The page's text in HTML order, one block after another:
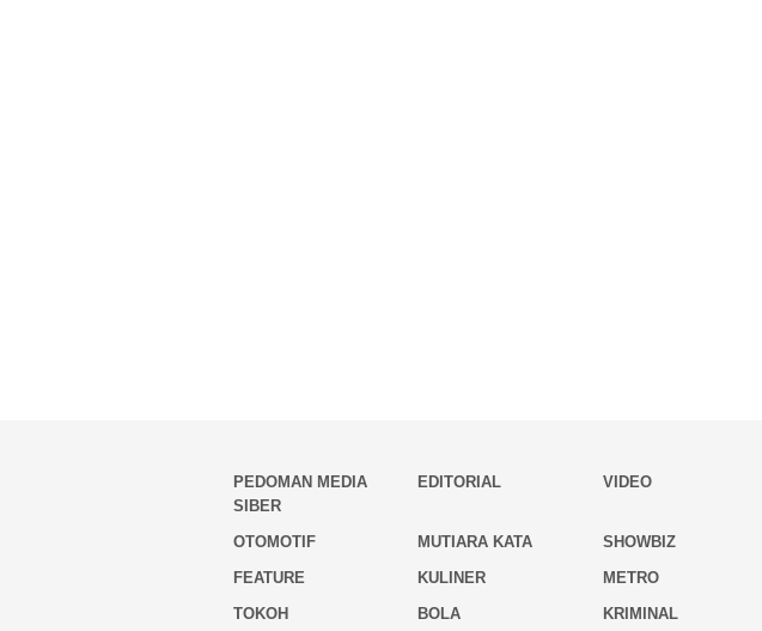
PEDOMAN MEDIA
SIBER
EDITORIAL VIDEO
OTOMOTIF MUTIARA KATA
SHOWBIZ
FEATURE
KULINER
METRO
TOKOH
BOLA KRIMINAL